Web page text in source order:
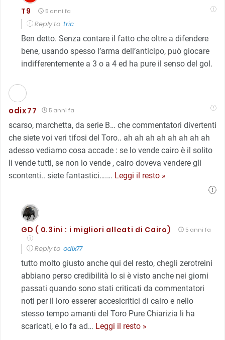
T9 5 anni fa
Reply to tric
Ben detto. Senza contare il fatto che oltre a difendere
bene, usando spesso l’arma dell’anticipo, può giocare
indifferentemente a 3 o a 4 ed ha pure il senso del gol.
odix77 5 anni fa
scarso, marchetta, da serie B… che commentatori divertenti
che siete voi veri tifosi del Toro.. ah ah ah ah ah ah ah ah
adesso vediamo cosa accade : se lo vende cairo è il solito
li vende tutti, se non lo vende , cairo doveva vendere gli
scontenti.. siete fantastici….… Leggi il resto »
GD ( 0.3ini : i migliori alleati di Cairo) 5 anni fa
Reply to odix77
tutto molto giusto anche qui del resto, chegli zerotreini
abbiano perso credibilità lo si è visto anche nei giorni
passati quando sono stati criticati da commentatori
noti per il loro esserer accesicritici di cairo e nello
stesso tempo amanti del Toro Pure Chiarizia li ha
scaricati, e lo fa ad… Leggi il resto »